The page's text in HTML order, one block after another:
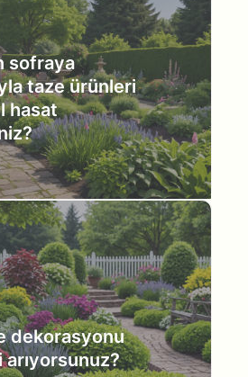
sofraya
taze ürünleri
hasat
dekorasyonu